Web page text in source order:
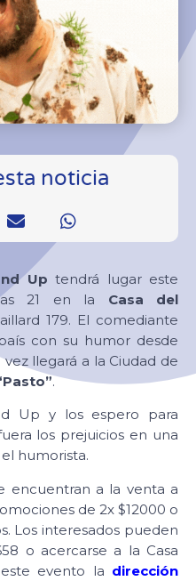
noticia
Up tendrá lugar este
21 en la Casa del
179. El comediante
con su humor desde
llegará a la Ciudad de
.
Up y los espero para
los prejuicios en una
humorista.
encuentran a la venta a
de 2x $12000 o
Los interesados pueden
o acercarse a la Casa
evento la dirección